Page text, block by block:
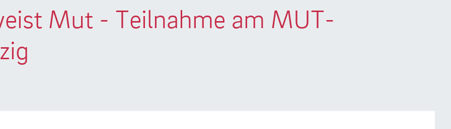
Mut - Teilnahme am MUT-